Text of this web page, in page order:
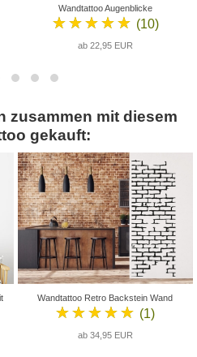
Wandtattoo Augenblicke
★★★★★ (10)
ab 22,95 EUR
zusammen mit diesem
gekauft:
Wandtattoo Retro Backstein Wand
★★★★★ (1)
ab 34,95 EUR